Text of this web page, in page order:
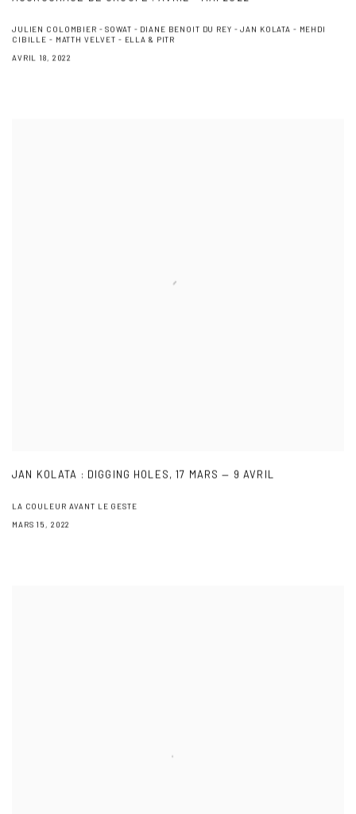
JULIEN COLOMBIER - SOWAT - DIANE BENOIT DU REY - JAN KOLATA - MEHDI
CIBILLE - MATTH VELVET - ELLA & PITR
AVRIL 18, 2022
JAN KOLATA : DIGGING HOLES, 17 MARS — 9 AVRIL
LA COULEUR AVANT LE GESTE
MARS 15, 2022